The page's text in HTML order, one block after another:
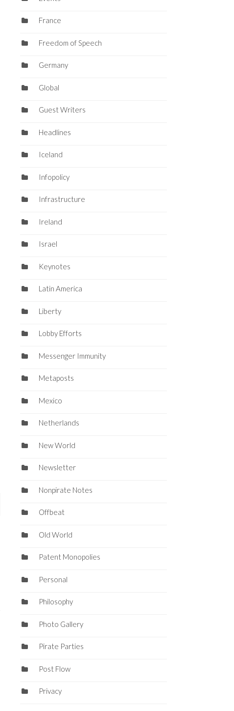
France
Freedom of Speech
Germany
Global
Guest Writers
Headlines
Iceland
Infopolicy
Infrastructure
Ireland
Israel
Keynotes
Latin America
Liberty
Lobby Efforts
Messenger Immunity
Metaposts
Mexico
Netherlands
New World
Newsletter
Nonpirate Notes
Offbeat
Old World
Patent Monopolies
Personal
Philosophy
Photo Gallery
Pirate Parties
Post Flow
Privacy